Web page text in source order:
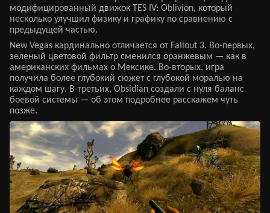
модифицированный движок TES IV: Oblivion, который
несколько улучшил физику и графику по сравнению с
предыдущей частью.
New Vegas кардинально отличается от Fallout 3. Во-первых,
зеленый цветовой фильтр сменился оранжевым — как в
американских фильмах о Мексике. Во-вторых, игра
получила более глубокий сюжет с глубокой моралью на
каждом шагу. В-третьих, Obsidian создали с нуля баланс
боевой системы — об этом подробнее расскажем чуть
позже.